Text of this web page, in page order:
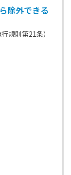
除外できる
規則第21条）